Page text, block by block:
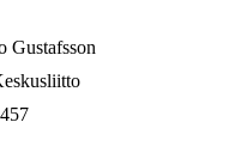
Gustafsson